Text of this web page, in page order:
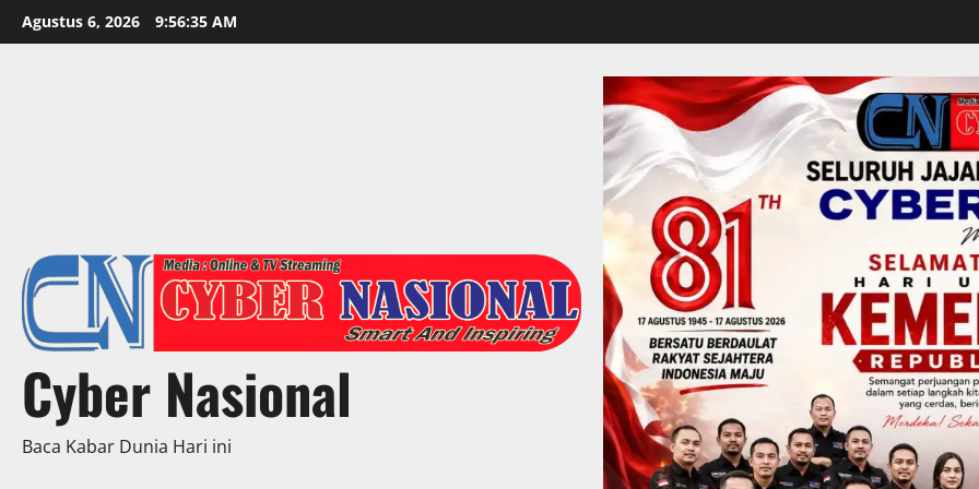
Skip
to
Agustus 6, 2026 9:56:36 AM
Cyber Nasional
Baca Kabar Dunia Hari ini